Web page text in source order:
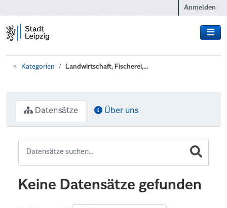
Anmelden
Kategorien Landwirtschaft, Fischerei,...
Datensätze Über uns
Keine Datensätze gefunden